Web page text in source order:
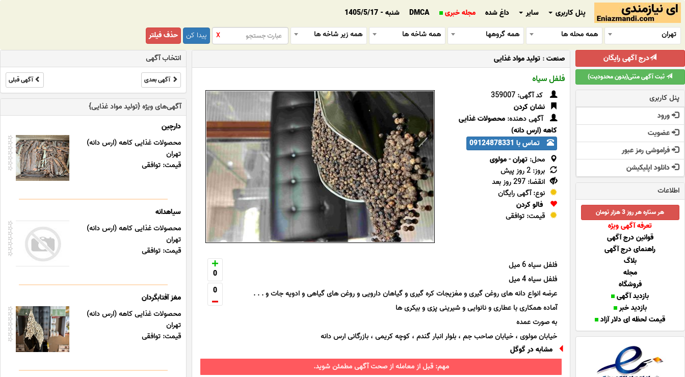
پنل کاربری سایر داغ شده مجله خبری DMCA
شنبه - 1405/5/17
تهران
همه محله ها همه گروهها همه شاخه ها همه زیر شاخه ها X پیدا کن
حذف فیلتر
صنعت:تولید مواد غذایی
فلفل سیاه
کد آگهی: 359007
نشان کردن
آگهی دهنده:محصولات غذایی
کاهه (ارس دانه)
تماس با 09124878331
محل:تهران-مولوی
بروز: 2 روز پیش
انقضا: 297 روز بعد
نوع: آگهی رایگان
فالو کردن
قیمت: توافقی
0
0
فلفل سیاه 6 میل
فلفل سیاه 4 میل
عرضه انواع دانه های روغن گیری و مغزیجات کره گیری و گیاهان دارویی و روغن های گیاهی و ادویه جات و . . .
آماده همکاری با عطاری و نانوایی و شیرینی پزی و بیکری ها
به صورت عمده
خیابان مولوی ، خیابان صاحب جم ، بلوار انبار گندم ، کوچه کریمی ، بازرگانی ارس دانه
مشابه در گوگل
مهم: قبل از معامله از صحت آگهی مطمئن شوید.
انتخاب آگهی
آگهی بعدی آگهی قبلی
آگهی‌های ویژه {تولید مواد غذایی}
دارچین
محصولات غذایی کاهه (ارس دانه)
تهران
قیمت: توافقی
سیاهدانه
محصولات غذایی کاهه (ارس دانه)
تهران
قیمت: توافقی
مغز آفتابگردان
محصولات غذایی کاهه (ارس دانه)
تهران
قیمت: توافقی
درج آگهی رایگان
ثبت آگهی متنی(بدون محدودیت)
پنل کاربری
ورود
عضویت
فراموشی رمز عبور
دانلود اپلیکیشن
اطلاعات
هر ستاره هر روز 3 هزار تومان
تعرفه آگهی ویژه
قوانین درج آگهی
راهنمای درج آگهی
بلاگ
مجله
فروشگاه
بازدید آگهی
بازدید خبر
قیمت لحظه ای دلار آزاد